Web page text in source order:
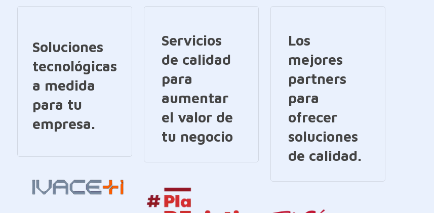
Soluciones
tecnológicas
a medida
para tu
empresa.
Servicios
de calidad
para
aumentar
el valor de
tu negocio
Los
mejores
partners
para
ofrecer
soluciones
de calidad.